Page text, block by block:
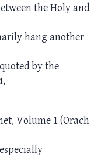
the Holy and
hang another
by the
Volume 1 (Orach